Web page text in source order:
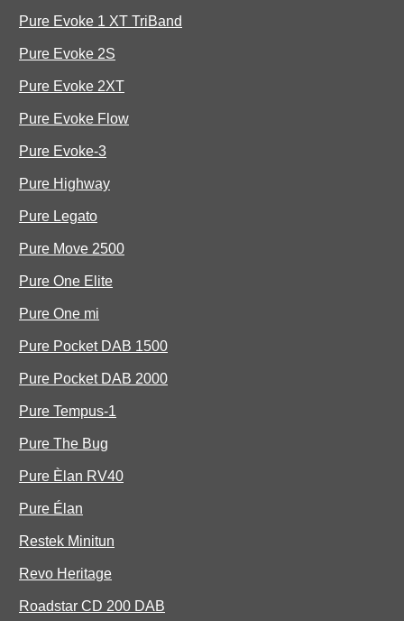
Pure Evoke 1 XT TriBand
Pure Evoke 2S
Pure Evoke 2XT
Pure Evoke Flow
Pure Evoke-3
Pure Highway
Pure Legato
Pure Move 2500
Pure One Elite
Pure One mi
Pure Pocket DAB 1500
Pure Pocket DAB 2000
Pure Tempus-1
Pure The Bug
Pure Èlan RV40
Pure Élan
Restek Minitun
Revo Heritage
Roadstar CD 200 DAB